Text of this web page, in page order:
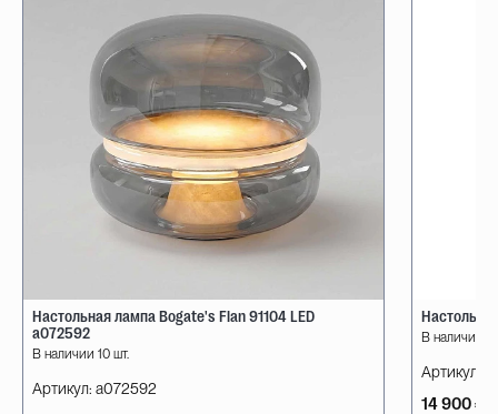
Настольная лампа Bogate's Flan 91104 LED
a072592
В наличии 10 шт.
Артикул: a072592
В наличии
Артикул:
14 900 ₽